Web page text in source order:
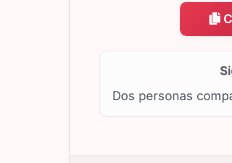
Dos personas